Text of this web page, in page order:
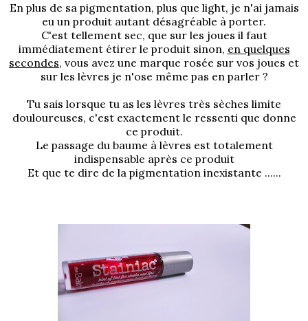
En plus de sa pigmentation, plus que light, je n'ai jamais
eu un produit autant désagréable à porter.
C'est tellement sec, que sur les joues il faut
immédiatement étirer le produit sinon, en quelques
secondes, vous avez une marque rosée sur vos joues et
sur les lèvres je n'ose même pas en parler ?
Tu sais lorsque tu as les lèvres très sèches limite
douloureuses, c'est exactement le ressenti que donne
ce produit.
Le passage du baume à lèvres est totalement
indispensable après ce produit
Et que te dire de la pigmentation inexistante ......